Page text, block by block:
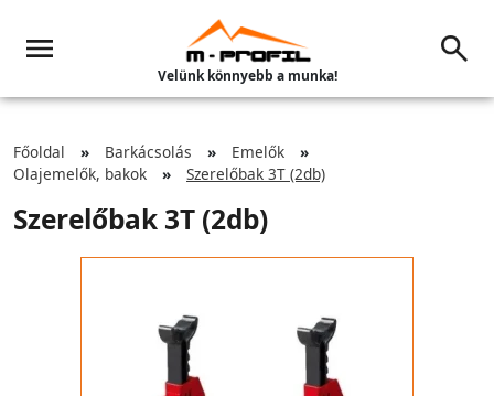
Velünk könnyebb a munka!
Főoldal Barkácsolás
Emelők
Olajemelők, bakok
Szerelőbak 3T (2db)
Szerelőbak 3T (2db)